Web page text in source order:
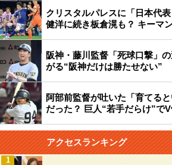
クリスタルパレスに「日本代
健洋に続き板倉滉も？ キーマ
阪神・藤川監督「死球口撃」
がる“阪神だけは勝たせない”
阿部前監督が吐いた「育てる
だった？ 巨人“若手だらけ”で
アクセスランキング
1